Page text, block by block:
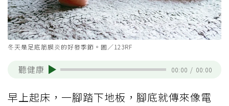
冬天是足底筋膜炎的好發季節。圖／123RF
聽健康 00:00 / 00:00
早上起床，一腳踏下地板，腳底就傳來像電